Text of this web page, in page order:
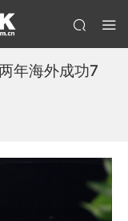
年海外成功7